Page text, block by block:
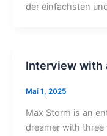
der einfachsten
Interview with
Mai 1, 2025
Max Storm is an
dreamer with three